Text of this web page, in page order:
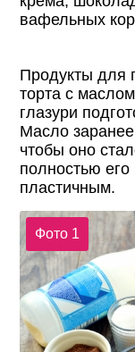
вафельных
Продукты для
торта с
глазури
Масло
чтобы оно
полностью
пластичным.
Фото 1